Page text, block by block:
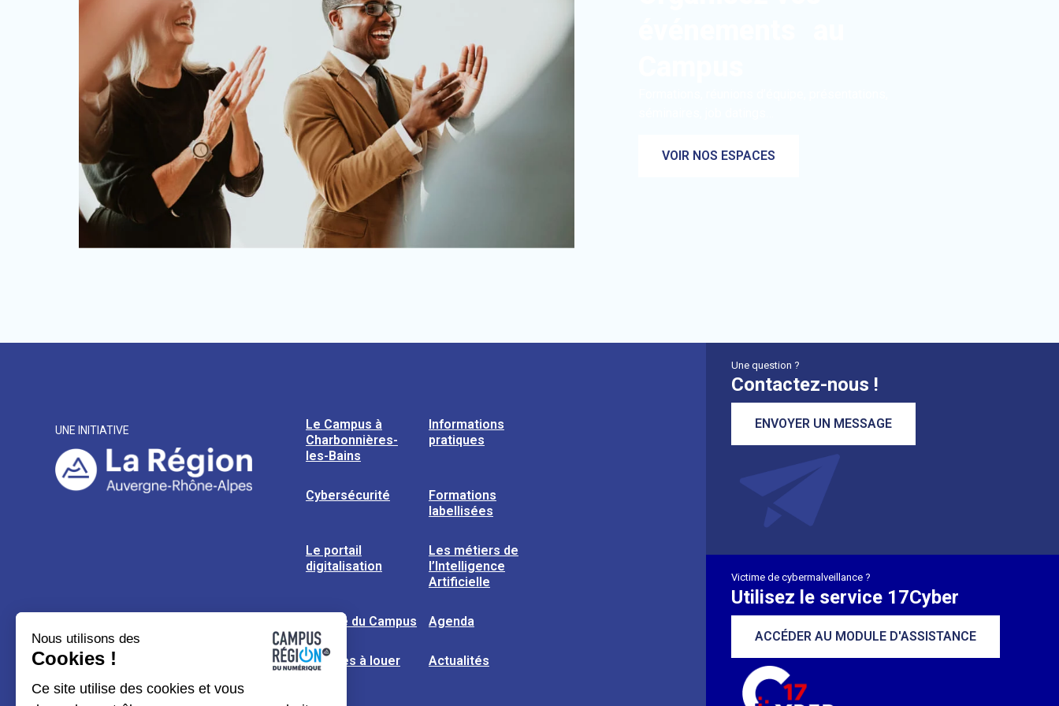
VOIR NOS ESPACES
UNE INITIATIVE
Le Campus à
Charbonnières-
les-Bains
Informations
pratiques
Cybersécurité
Formations
labellisées
Le portail
digitalisation
Les métiers de
l’Intelligence
Artificielle
L’usine du Campus Agenda
Espaces à louer Actualités
Une question ?
Contactez-nous !
ENVOYER UN MESSAGE
Victime de cybermalveillance ?
Utilisez le service 17Cyber
ACCÉDER AU MODULE D'ASSISTANCE
Nous utilisons des
Cookies !
Ce site utilise des cookies et vous